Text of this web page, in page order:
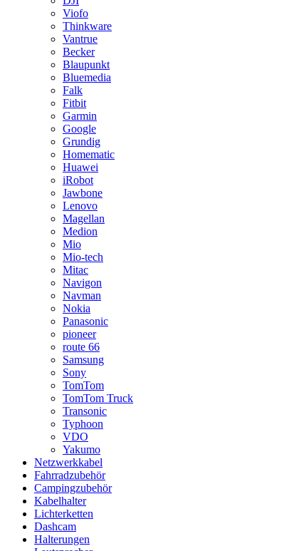
Viofo
Thinkware
Vantrue
Becker
Blaupunkt
Bluemedia
Falk
Fitbit
Garmin
Google
Grundig
Homematic
Huawei
iRobot
Jawbone
Lenovo
Magellan
Medion
Mio
Mio-tech
Mitac
Navigon
Navman
Nokia
Panasonic
pioneer
route 66
Samsung
Sony
TomTom
TomTom Truck
Transonic
Typhoon
VDO
Yakumo
Netzwerkkabel
Fahrradzubehör
Campingzubehör
Kabelhalter
Lichterketten
Dashcam
Halterungen